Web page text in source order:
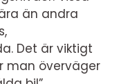
än andra
Det är viktigt
man överväger